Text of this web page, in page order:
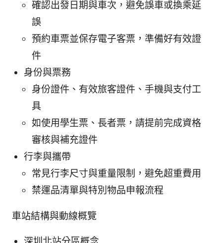
確認出發日期與車次，避免誤車或換乘延
誤
預約車票並保存電子客票，準備好有效證
件
身份與票務
身份證件、有效旅客證件、手機與支付工
具
如使用學生票、長者票，請提前完成資格
審核與補充證件
行李與攜帶
常見行李尺寸與重量限制，避免超重費用
禁運品清單與特別物品申報流程
車站結構與動線概覽